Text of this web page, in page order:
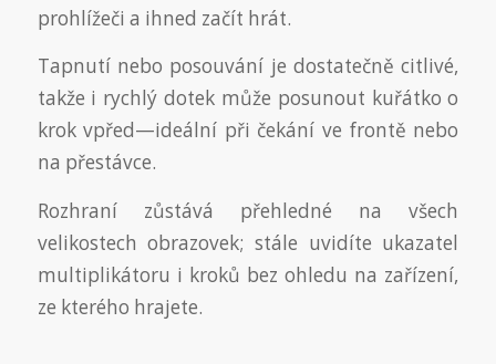
prohlížeči a ihned začít hrát.
Tapnutí nebo posouvání je dostatečně citlivé,
takže i rychlý dotek může posunout kuřátko o
krok vpřed—ideální při čekání ve frontě nebo
na přestávce.
Rozhraní zůstává přehledné na všech
velikostech obrazovek; stále uvidíte ukazatel
multiplikátoru i kroků bez ohledu na zařízení,
ze kterého hrajete.